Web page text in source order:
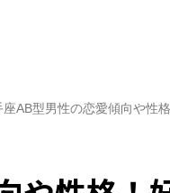
座AB型男性の恋愛傾向や性